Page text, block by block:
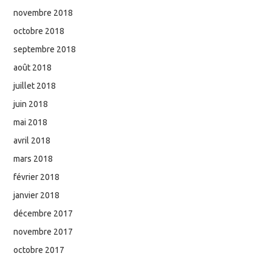
novembre 2018
octobre 2018
septembre 2018
août 2018
juillet 2018
juin 2018
mai 2018
avril 2018
mars 2018
février 2018
janvier 2018
décembre 2017
novembre 2017
octobre 2017